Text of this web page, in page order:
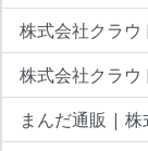
株式会社クラ
株式会社クラウ
まんだ通販 |